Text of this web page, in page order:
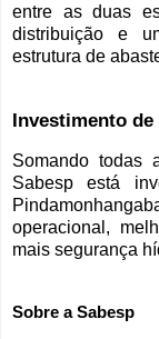
entre as duas
distribuição e
estrutura de
Investimento de
Somando todas
Sabesp está
operacional,
mais segurança
Sobre a Sabesp